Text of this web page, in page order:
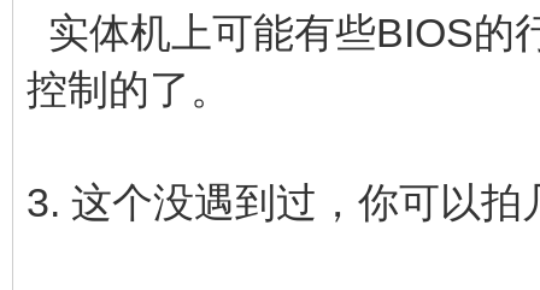
实体机上可能有些BIOS的
控制的了。
3. 这个没遇到过，你可以拍